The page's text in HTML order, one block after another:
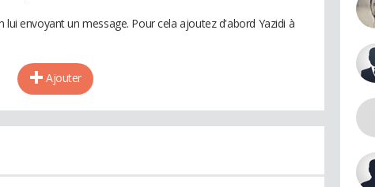
lui envoyant un message. Pour cela ajoutez d'abord Yazidi à
Ajouter